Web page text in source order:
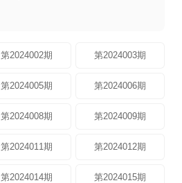
第2024002期 第2024003期
第2024005期 第2024006期
第2024008期 第2024009期
第2024011期 第2024012期
第2024014期 第2024015期